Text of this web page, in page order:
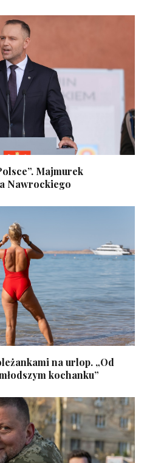
Majmurek
Nawrockiego
na urlop. „Od
kochanku”